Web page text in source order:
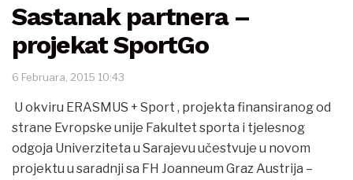
Sastanak partnera –
projekat SportGo
6 Februara, 2015 10:43
U okviru ERASMUS + Sport , projekta finansiranog od
strane Evropske unije Fakultet sporta i tjelesnog
odgoja Univerziteta u Sarajevu učestvuje u novom
projektu u saradnji sa FH Joanneum Graz Austrija –